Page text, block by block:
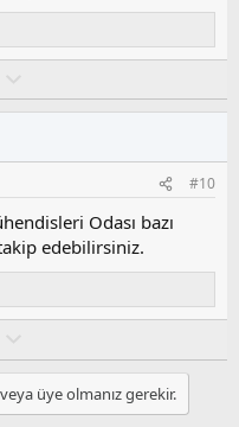
l
s
u
z
o
y
a
#10
Odası bazı
edebilirsiniz.
l
u
müye olmanız gerekir.